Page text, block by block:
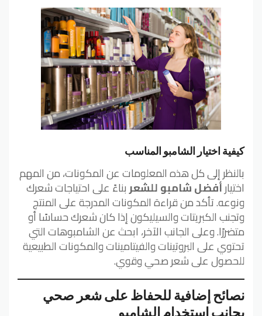
كيفية اختيار الشامبو المناسب
بالنظر إلى كل هذه المعلومات عن المكونات، من المهم
اختيارأفضل شامبو للشعربناءً على احتياجات شعرك
ونوعه. تأكد من قراءة المكونات المدرجة على المنتج
وتجنب الكبريتات والسيليكون إذا كان شعرك حساسًا أو
متضررًا. وعلى الجانب الآخر، ابحث عن الشامبوهات التي
تحتوي على البروتينات والفيتامينات والمكونات الطبيعية
للحصول على شعر صحي وقوي.
نصائح إضافية للحفاظ على شعر صحي
بجانب استخدام الشامبو